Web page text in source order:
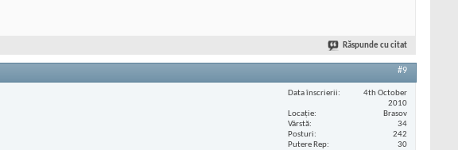
Răspunde cu citat
#9
Data înscrierii
4th October
2010
Locaţie
Brasov
Vârstă
34
Posturi
242
Putere Rep
30